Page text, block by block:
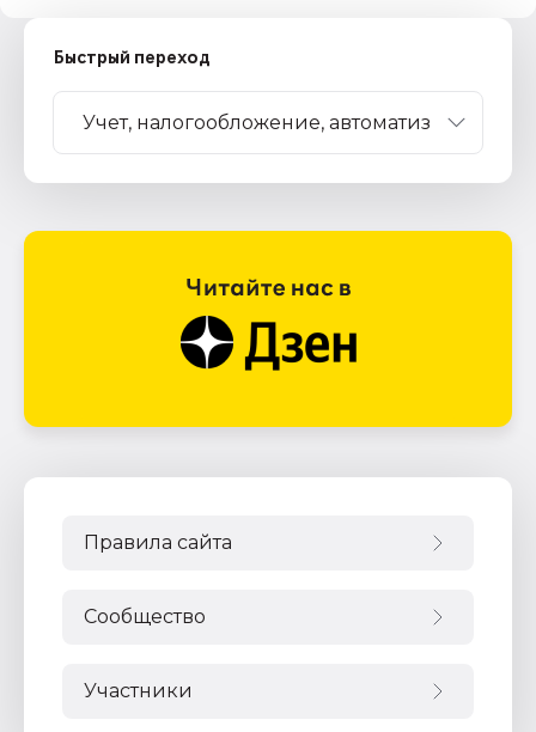
Быстрый переход
Правила сайта
Сообщество
Участники